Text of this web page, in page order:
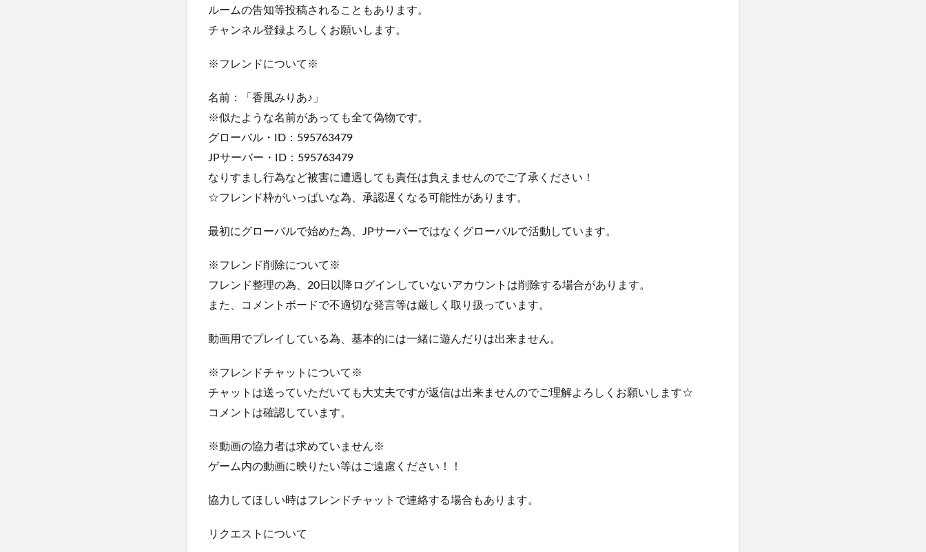
ルームの告知等投稿されることもあります。
チャンネル登録よろしくお願いします。
※フレンドについて※
名前：「香風みりあ♪」
※似たような名前があっても全て偽物です。
グローバル・ID：595763479
JPサーバー・ID：595763479
なりすまし行為など被害に遭遇しても責任は負えませんのでご了承ください！
☆フレンド枠がいっぱいな為、承認遅くなる可能性があります。
最初にグローバルで始めた為、JPサーバーではなくグローバルで活動しています。
※フレンド削除について※
フレンド整理の為、20日以降ログインしていないアカウントは削除する場合があります。
また、コメントボードで不適切な発言等は厳しく取り扱っています。
動画用でプレイしている為、基本的には一緒に遊んだりは出来ません。
※フレンドチャットについて※
チャットは送っていただいても大丈夫ですが返信は出来ませんのでご理解よろしくお願いします☆
コメントは確認しています。
※動画の協力者は求めていません※
ゲーム内の動画に映りたい等はご遠慮ください！！
協力してほしい時はフレンドチャットで連絡する場合もあります。
リクエストについて